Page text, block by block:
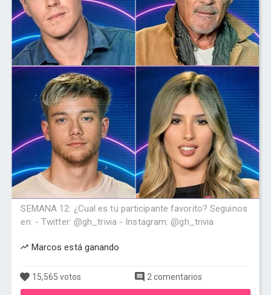
SEMANA 12: ¿Cual es tu participante favorito? Seguinos
en: - Twitter: @gh_trivia - Instagram: @gh_trivia
Marcos está ganando
15,565 votos 2 comentarios